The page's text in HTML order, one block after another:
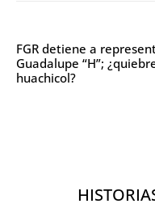
FGR detiene a
Guadalupe “H”;
huachicol?